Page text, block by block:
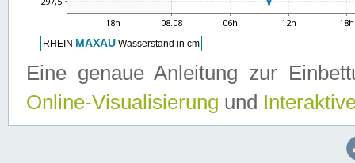
Eine genaue Anleitung zur
Online-Visualisierung und